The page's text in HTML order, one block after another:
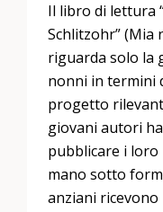
Il libro di lettura
Schlitzohr” (Mia
riguarda solo la
nonni in termini
progetto
giovani autori
pubblicare i
mano sotto
anziani